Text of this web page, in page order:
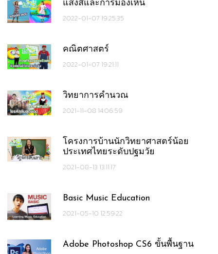
แสงสีและการมองเห็น
2022-01-07 19:25:35
คณิตศาสตร์
2022-01-07 19:21:11
วิทยาการคำนวณ
2021-11-08 14:06:59
โครงการบ้านนักวิทยาศาสตร์น้อย
ประเทศไทยระดับปฐมวัย
2021-08-13 13:11:17
Basic Music Education
2021-05-10 12:59:22
Adobe Photoshop CS6 ขั้นพื้นฐาน